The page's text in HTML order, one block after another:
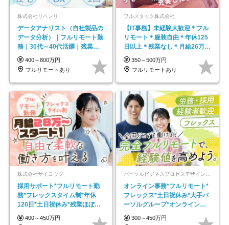
株式会社リベンリ
データアナリスト（自社製品の
データ分析）｜フルリモート勤
務｜30代～40代活躍｜残業少
なめ｜子育て社員多数活躍
400～800万円
フルリモートあり
フルスタック株式会社
【IT事務】未経験大歓迎＊フル
リモート＊服装自由＊年休125
日以上＊残業なし＊月給26万円
以上
350～500万円
フルリモートあり
株式会社サイヨウブ
採用サポート*フルリモート勤
務*フレックスタイム制*年休
120日*土日祝休み*残業ほぼな
し*育児中社員8割以上
400～450万円
パーソルビジネスプロセスデザイン株式会社 事業開発本部
オンライン事務*フルリモート*
フレックス*土日祝休み*大手パ
ーソルグループ*オンライン面
接*30～40代活躍中
300～450万円